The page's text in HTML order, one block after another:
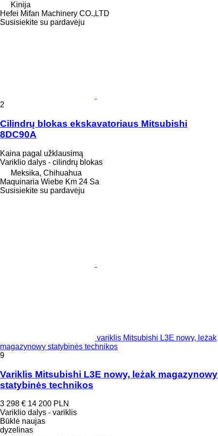
Kinija
Hefei Mifan Machinery CO.,LTD
Susisiekite su pardavėju
2
Cilindrų blokas ekskavatoriaus Mitsubishi
8DC90A
Kaina pagal užklausimą
Variklio dalys - cilindrų blokas
Meksika, Chihuahua
Maquinaria Wiebe Km 24 Sa
Susisiekite su pardavėju
variklis Mitsubishi L3E nowy, leżak
magazynowy statybinės technikos
9
Variklis Mitsubishi L3E nowy, leżak magazynowy
statybinės technikos
3 298 € 14 200 PLN
Variklio dalys - variklis
Būklė naujas
dyzelinas